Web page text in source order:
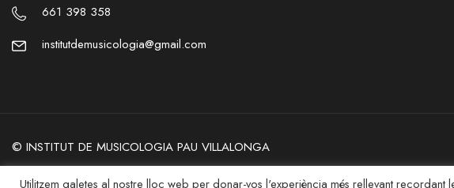
661 398 358
institutdemusicologia@gmail.com
© INSTITUT DE MUSICOLOGIA PAU VILLALONGA
Privacy–Legal
Utilitzem galetes al nostre lloc web per donar-vos l'experiència més rellevant recordant